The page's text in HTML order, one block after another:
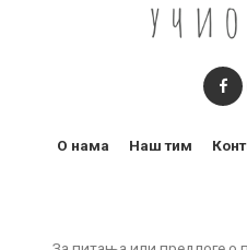
О нама Наш тим